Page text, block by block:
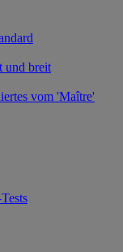
und breit
vom 'Maître'